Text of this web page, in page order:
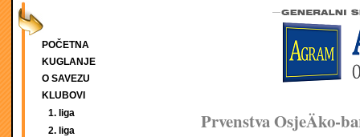
POČETNA
KUGLANJE
O SAVEZU
KLUBOVI
1. liga
2. liga
Prvenstva OsjeÄko-